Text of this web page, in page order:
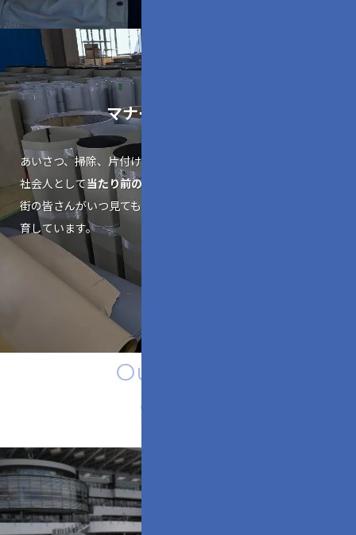
マナーも品質の一部
あいさつ、掃除、片付け、休憩室をキレイに使うなど、
社会人として当たり前のマナーを当たり前にいつも実行する。
街の皆さんがいつ見ても信頼してもらえる態度でいることを教
育しています。
Our Works
実績紹介